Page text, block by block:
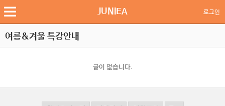
JUNIEA 로그인
여름&겨울 특강안내
글이 없습니다.